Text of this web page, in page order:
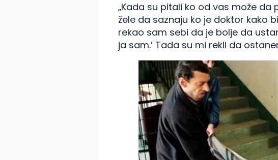
„Kada su pitali ko od vas može
žele da saznaju ko je doktor kako
rekao sam sebi da je bolje da
ja sam.’ Tada su mi rekli da